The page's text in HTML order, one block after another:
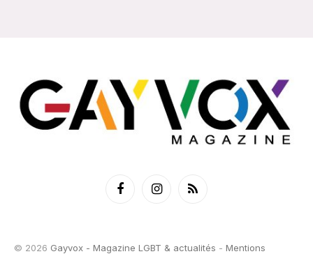
FacebookInstagramRSS
© 2026 Gayvox - Magazine LGBT & actualités - Mentions